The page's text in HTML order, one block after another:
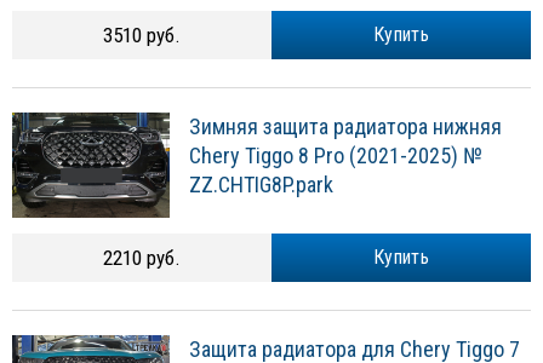
Купить
3510 руб.
Зимняя защита радиатора нижняя
Chery Tiggo 8 Pro (2021-2025) №
ZZ.CHTIG8P.park
Купить
2210 руб.
Защита радиатора для Chery Tiggo 7